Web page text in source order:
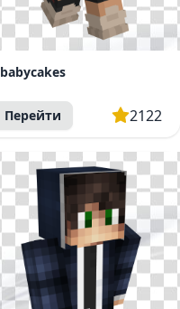
babycakes
Перейти 2122